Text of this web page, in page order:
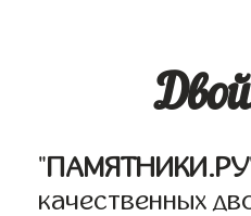
"ПАМЯТНИКИ.РУ
качественных